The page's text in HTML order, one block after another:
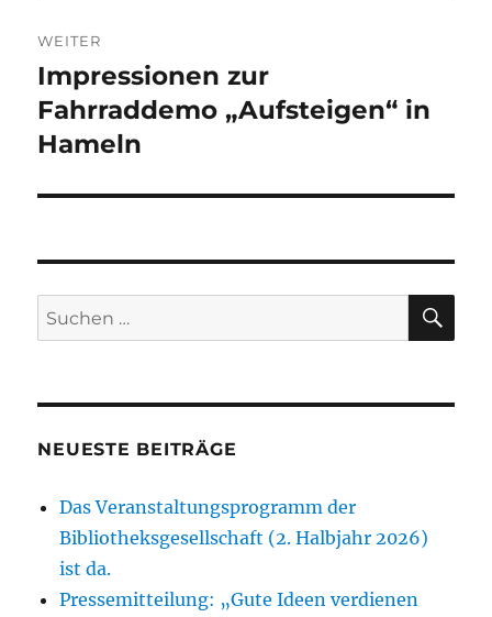
WEITER
Nächster
Beitrag:
Impressionen zur
Fahrraddemo „Aufsteigen“ in
Hameln
Suchen
nach:
NEUESTE BEITRÄGE
Das Veranstaltungsprogramm der
Bibliotheksgesellschaft (2. Halbjahr 2026)
ist da.
Pressemitteilung: „Gute Ideen verdienen